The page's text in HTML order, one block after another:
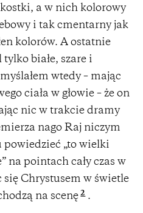
a w nich kolorowy
i tak cmentarny jak
kolorów. A ostatnie
białe, szare i
wtedy – mając
ciała w głowie – że on
nic w trakcie dramy
nago Raj niczym
powiedzieć „to wielki
na pointach cały czas w
się Chrystusem w świetle
na scenę 2 .